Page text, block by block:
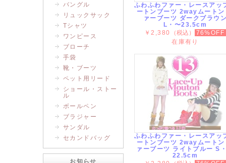
ふわふわファー・レースアッ
ートンブーツ 2wayムート
ァーブーツ ダークブラウ
L・〜23.5cm
￥2,380
（税込）
76%OFF
在庫有り
ふわふわファー・レースアッ
ートンブーツ 2wayムート
ァーブーツ ライトブルー S
22.5cm
バングル
リュックサック
Tシャツ
ワンピース
ブローチ
手袋
靴・ブーツ
ペット用リード
ショール・ストー
ル
ボールペン
ブラジャー
サンダル
セカンドバッグ
お知らせ